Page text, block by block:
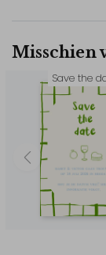
Kerst, Save
Misschien
Save the